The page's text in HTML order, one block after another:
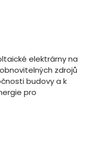
elektrárny na
zdrojů
budovy a k
pro